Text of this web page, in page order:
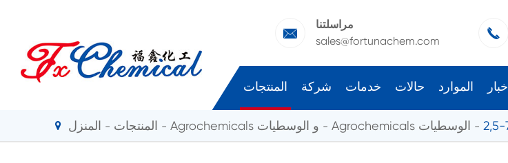

مراسلتنا
sales@fortunachem.com

المنتجات شركة خدمات حالات الموارد
المنزل المنتجات Agrochemicals و الوسطيات Agrochemicals الوسطيات